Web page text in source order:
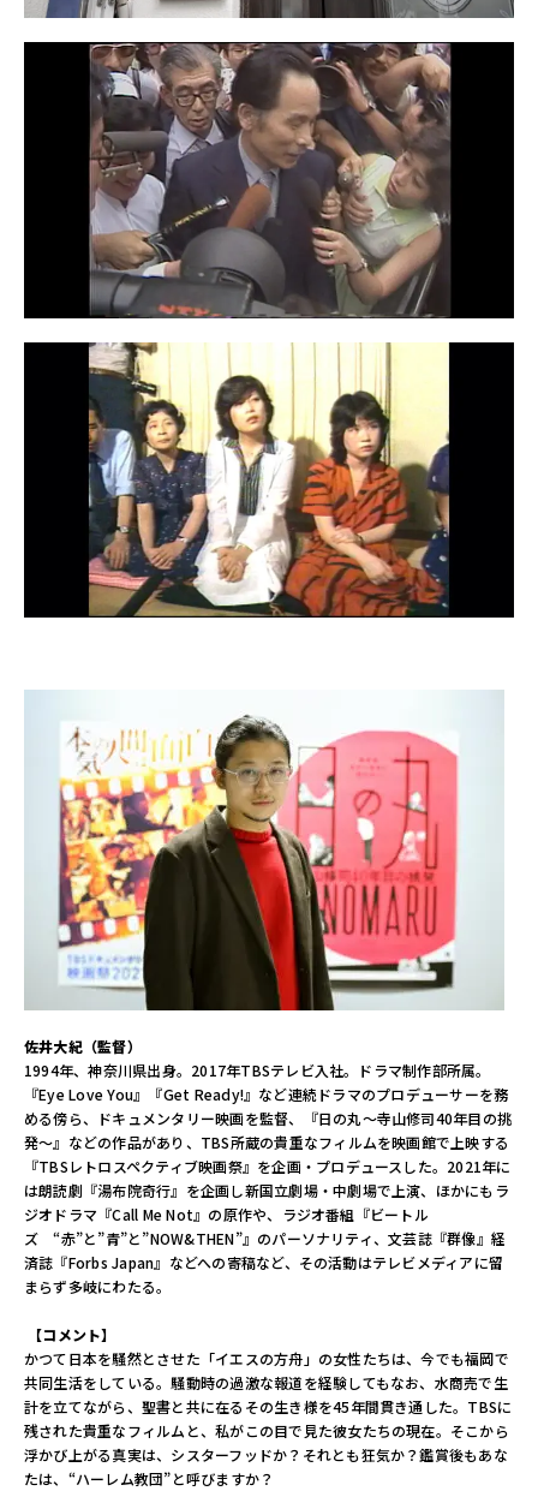
佐井大紀（監督）
1994年、神奈川県出身。2017年TBSテレビ入社。ドラマ制作部所属。
『Eye Love You』『Get Ready!』など連続ドラマのプロデューサーを務
める傍ら、ドキュメンタリー映画を監督、『日の丸～寺山修司40年目の挑
発～』などの作品があり、TBS所蔵の貴重なフィルムを映画館で上映する
『TBSレトロスペクティブ映画祭』を企画・プロデュースした。2021年に
は朗読劇『湯布院奇行』を企画し新国立劇場・中劇場で上演、ほかにもラ
ジオドラマ『Call Me Not』の原作や、ラジオ番組『ビートル
ズ “赤”と”青”と”NOW&THEN”』のパーソナリティ、文芸誌『群像』経
済誌『Forbs Japan』などへの寄稿など、その活動はテレビメディアに留
まらず多岐にわたる。
【コメント】
かつて日本を騒然とさせた「イエスの方舟」の女性たちは、今でも福岡で
共同生活をしている。騒動時の過激な報道を経験してもなお、水商売で生
計を立てながら、聖書と共に在るその生き様を45年間貫き通した。TBSに
残された貴重なフィルムと、私がこの目で見た彼女たちの現在。そこから
浮かび上がる真実は、シスターフッドか？それとも狂気か？鑑賞後もあな
たは、“ハーレム教団”と呼びますか？